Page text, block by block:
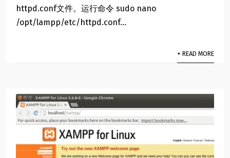
httpd.conf文件。运行命令 sudo nano
/opt/lampp/etc/httpd.conf...
+ READ MORE